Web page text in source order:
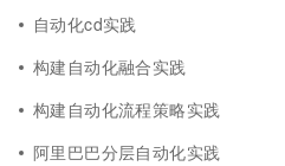
自动化cd实践
构建自动化融合实践
构建自动化流程策略实践
阿里巴巴分层自动化实践